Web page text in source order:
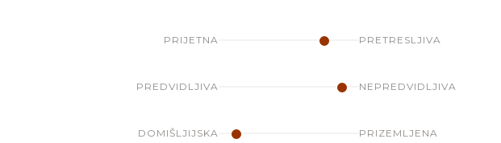
PRIJETNA PRETRESLJIVA
PREDVIDLJIVA NEPREDVIDLJIVA
DOMIŠLJIJSKA PRIZEMLJENA